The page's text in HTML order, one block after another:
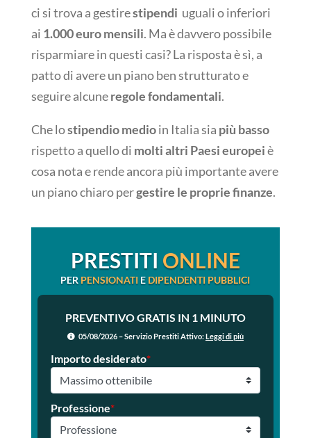
ci si trova a gestirestipendi uguali o inferiori
ai 1.000 euro mensili. Ma è davvero possibile
risparmiare in questi casi? La risposta è sì, a
patto di avere un piano ben strutturato e
seguire alcuneregole fondamentali.
Che lostipendio medioin Italia sia più basso
rispetto a quello di molti altri Paesi europeiè
cosa nota e rende ancora più importante avere
un piano chiaro pergestire le proprie finanze.
PRESTITI ONLINE
PER PENSIONATI E DIPENDENTI PUBBLICI
PREVENTIVO GRATIS IN 1 MINUTO
05/08/2026 – Servizio Prestiti Attivo:Leggi di più
Importo desiderato*
Professione*